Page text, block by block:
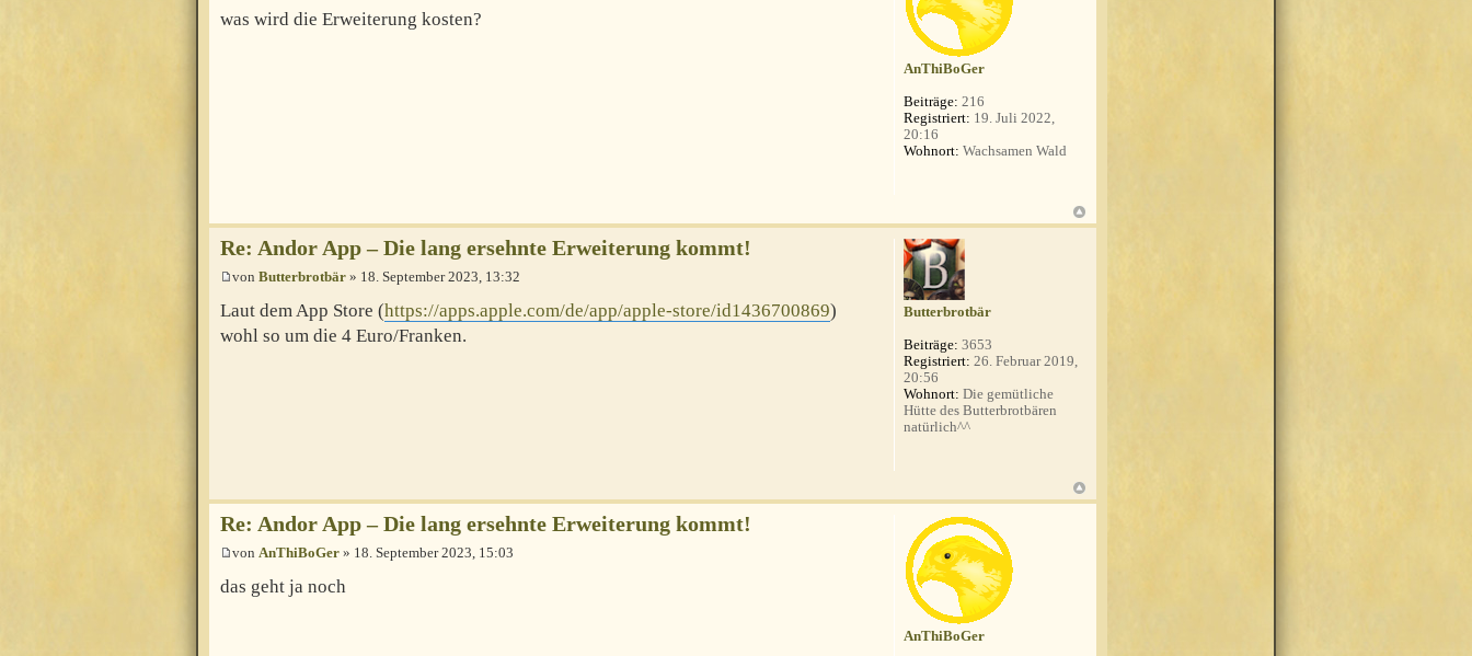
was wird die Erweiterung kosten?
AnThiBoGer
Beiträge: 216
Registriert: 19. Juli 2022,
20:16
Wohnort: Wachsamen Wald
Re: Andor App – Die lang ersehnte Erweiterung kommt!
von Butterbrotbär » 18. September 2023, 13:32
Laut dem App Store (https://apps.apple.com/de/app/apple-store/id1436700869)
wohl so um die 4 Euro/Franken.
Butterbrotbär
Beiträge: 3653
Registriert: 26. Februar 2019,
20:56
Wohnort: Die gemütliche
Hütte des Butterbrotbären
natürlich^^
Re: Andor App – Die lang ersehnte Erweiterung kommt!
von AnThiBoGer » 18. September 2023, 15:03
das geht ja noch
AnThiBoGer